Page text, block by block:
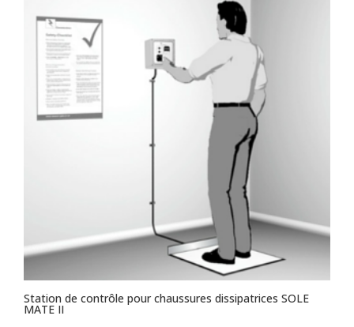
Station de contrôle pour chaussures dissipatrices SOLE
MATE II